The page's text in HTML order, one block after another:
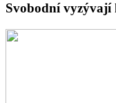
Svobodní